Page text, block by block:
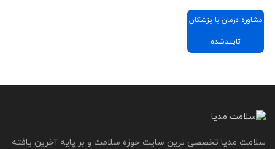
مشاوره درمان با پزشکان
تاییدشده
سلامت مدیا تخصصی ترین سایت حوزه سلامت و بر پایه آخرین یافته